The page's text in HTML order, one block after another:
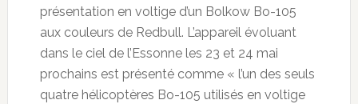
présentation en voltige d’un Bolkow Bo-105
aux couleurs de Redbull. L’appareil évoluant
dans le ciel de l’Essonne les 23 et 24 mai
prochains est présenté comme « l’un des seuls
quatre hélicoptères Bo-105 utilisés en voltige